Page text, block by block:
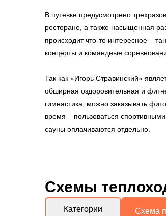
В путевке предусмотрено
ресторане, а также насыщенная
происходит что-то интересное –
концерты и командные
Так как «Игорь Стравинский»
обширная оздоровительная и
гимнастика, можно заказывать
время – пользоваться
сауны оплачиваются отдельно.
Схемы
Категории
Схема